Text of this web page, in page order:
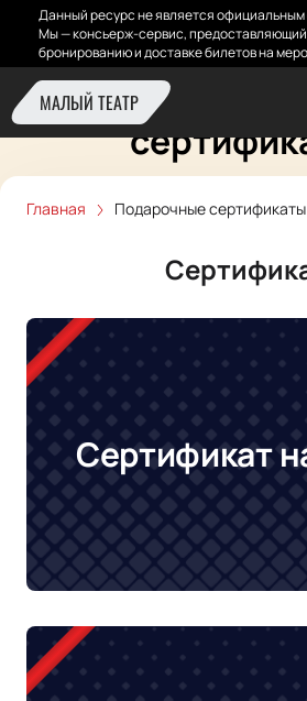
Данный ресурс не является
Мы — консьерж-сервис, предоставляющий
бронированию и доставке билетов на
МАЛЫЙ ТЕАТР
Главная Подарочные сертификаты
Сертификат